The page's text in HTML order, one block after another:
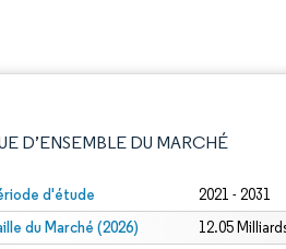
D’ENSEMBLE DU MARCHÉ
d'étude 2021 - 2031
du Marché (2026) 12.05